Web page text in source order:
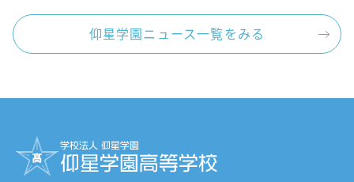
仰星学園ニュース一覧をみる